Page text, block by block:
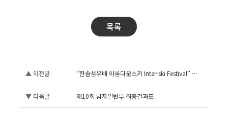
목록
▲ 이전글 “한솔섬유배 아름다운스키 Inter-ski Festival” 휴회 안내
▼ 다음글 제10회 남자일반부 최종결과표